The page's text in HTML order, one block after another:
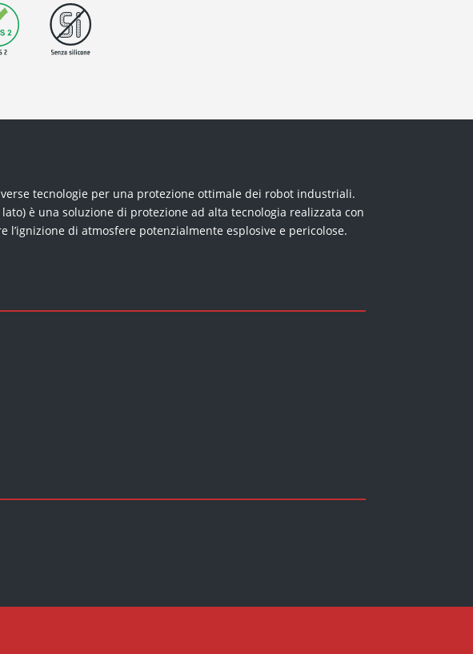
tecnologie per una protezione ottimale dei robot industriali.
è una soluzione di protezione ad alta tecnologia realizzata con
l’ignizione di atmosfere potenzialmente esplosive e pericolose.